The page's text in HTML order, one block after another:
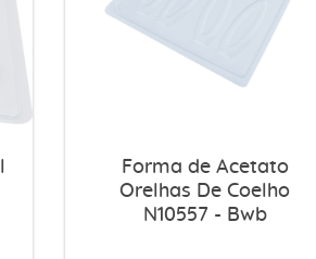
Forma de Acetato
Orelhas De Coelho
N10557 - Bwb